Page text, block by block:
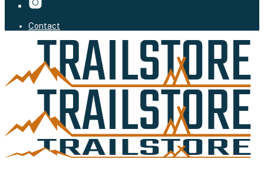
Contact